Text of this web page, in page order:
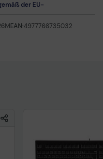
der EU-
EAN:4977766735032